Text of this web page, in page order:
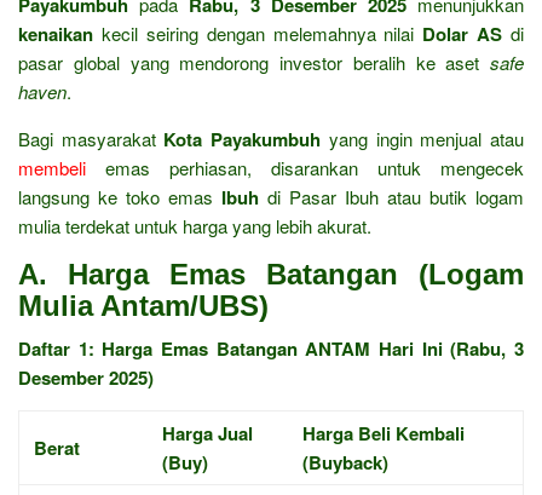
kenaikan kecil seiring dengan melemahnya nilai Dolar AS di
pasar global yang mendorong investor beralih ke aset safe
haven.
Bagi masyarakat Kota Payakumbuh yang ingin menjual atau
membeli emas perhiasan, disarankan untuk mengecek
langsung ke toko emas Ibuh di Pasar Ibuh atau butik logam
mulia terdekat untuk harga yang lebih akurat.
A. Harga Emas Batangan (Logam
Mulia Antam/UBS)
Daftar 1: Harga Emas Batangan ANTAM Hari Ini (Rabu, 3
Desember 2025)
Berat
Harga Jual
(Buy)
Harga Beli Kembali
(Buyback)